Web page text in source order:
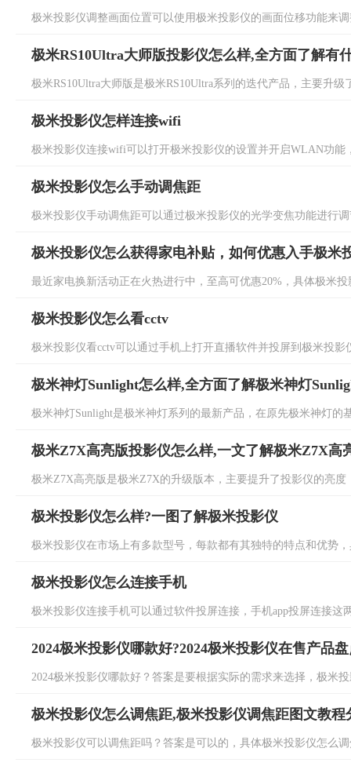
极米投影仪调整画面位置可以使用极米投影仪的画面位移功能来
极米RS10Ultra大师版投影仪怎么样,全方面了解有
极米RS10Ultra大师版是极米RS10Ultra系列的迭代产品，主要升
极米投影仪怎样连接wifi
极米投影仪连接wifi可以打开极米投影仪的设置并开启WLAN功
极米投影仪怎么手动调焦距
极米投影仪手动调焦距可以通过极米投影仪的光学变焦功能进行
极米投影仪怎么获得家电补贴，如何优惠入手极米
最近家电换新活动正在火热进行中，至高可优惠20%，具体极米
极米投影仪怎么看cctv
极米投影仪看cctv可以通过手机上打开直播软件并投屏到极米投
极米神灯Sunlight怎么样,全方面了解极米神灯
极米神灯Sunlight是极米神灯系列的最新产品，在原先极米神灯的
极米Z7X高亮版投影仪怎么样,一文了解极米Z7X高
极米Z7X高亮版是极米Z7X的升级版本，主要提升了投影仪的亮
极米投影仪怎么样?一图了解极米投影仪
极米投影仪在市场上有多款型号，每款都有其独特的特点和优势
极米投影仪怎么连接手机
极米投影仪连接手机可以通过软件投屏连接，手机app投屏连接这
2024极米投影仪哪款好?2024极米投影仪在售产品
2024极米投影仪哪款好？答案是要根据实际的需求来选择，极米
极米投影仪怎么调焦距,极米投影仪调焦距图文教程
极米投影仪可以调焦距吗？答案是可以的，具体极米投影仪怎么